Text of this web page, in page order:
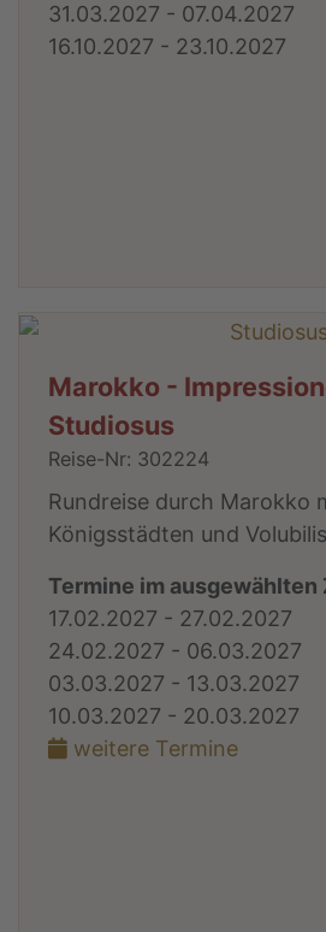
31.03.2027 - 07.04.2027
16.10.2027 - 23.10.2027
Marokko -
Studiosus
Reise-Nr: 302224
Rundreise durch Marokko
Königsstädten und Volubilis
Termine im ausgewählten
17.02.2027 - 27.02.2027
24.02.2027 - 06.03.2027
03.03.2027 - 13.03.2027
10.03.2027 - 20.03.2027
weitere Termine